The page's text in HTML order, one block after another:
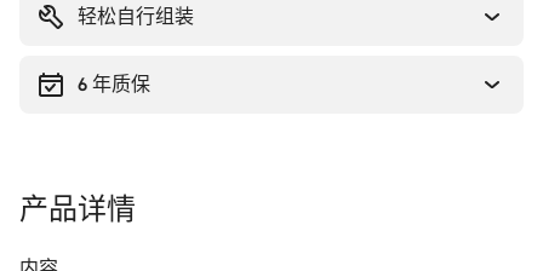
轻松自行组装
6 年质保
产品详情